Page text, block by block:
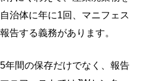
治体に年に1回、マニフェス
告する義務があります。
年間の保存だけでなく、報告